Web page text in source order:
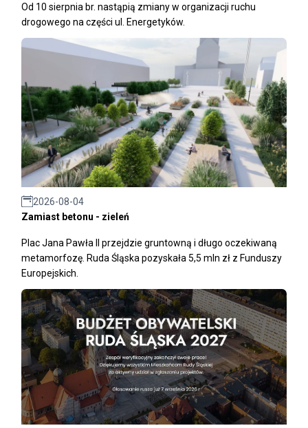
Od 10 sierpnia br. nastąpią zmiany w organizacji ruchu
drogowego na części ul. Energetyków.
2026-08-04
Zamiast betonu - zieleń
Plac Jana Pawła II przejdzie gruntowną i długo oczekiwaną
metamorfozę. Ruda Śląska pozyskała 5,5 mln zł z Funduszy
Europejskich.